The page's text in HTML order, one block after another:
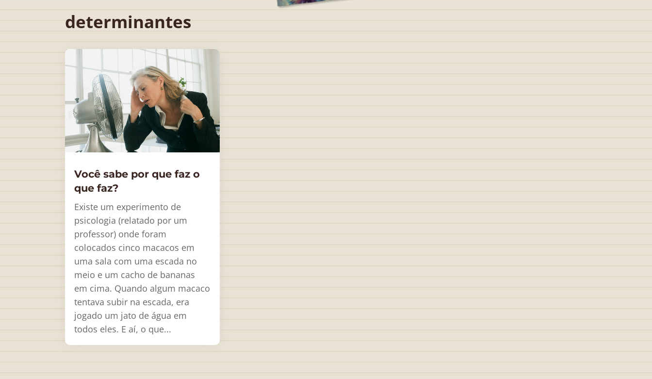
determinantes
Você sabe por que faz o
que faz?
Existe um experimento de
psicologia (relatado por um
professor) onde foram
colocados cinco macacos em
uma sala com uma escada no
meio e um cacho de bananas
em cima. Quando algum macaco
tentava subir na escada, era
jogado um jato de água em
todos eles. E aí, o que...